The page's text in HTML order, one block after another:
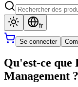
fr
Se connecter
Qu'est-ce que
Management ?